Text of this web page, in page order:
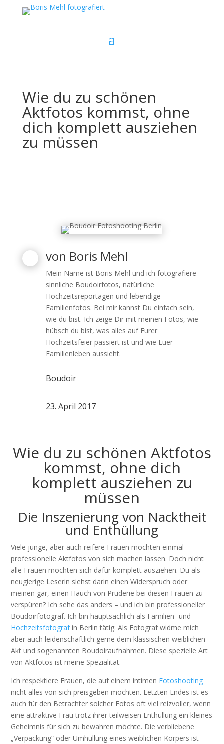
Wie du zu schönen
Aktfotos kommst, ohne
dich komplett ausziehen
zu müssen
von Boris Mehl
Mein Name ist Boris Mehl und ich fotografiere
sinnliche Boudoirfotos, natürliche
Hochzeitsreportagen und lebendige
Familienfotos. Bei mir kannst Du einfach sein,
wie du bist. Ich zeige Dir mit meinen Fotos, wie
hübsch du bist, was alles auf Eurer
Hochzeitsfeier passiert ist und wie Euer
Familienleben aussieht.
Boudoir
23. April 2017
Wie du zu schönen Aktfotos
kommst, ohne dich
komplett ausziehen zu
müssen
Die Inszenierung von Nacktheit
und Enthüllung
Viele junge, aber auch reifere Frauen möchten einmal
professionelle Aktfotos von sich machen lassen. Doch nicht
alle Frauen möchten sich dafür komplett ausziehen. Du als
neugierige Leserin siehst darin einen Widerspruch oder
meinen gar, einen Hauch von Prüderie bei diesen Frauen zu
verspüren? Ich sehe das anders – und ich bin professioneller
Boudoirfotograf. Ich bin hauptsächlich als Familien- und
Hochzeitsfotografin Berlin tätig. Als Fotograf widme mich
aber auch leidenschaftlich gerne dem klassischen weiblichen
Akt und sogenannten Boudoiraufnahmen. Diese spezielle Art
von Aktfotos ist meine Spezialität.
Ich respektiere Frauen, die auf einem intimen Fotoshooting
nicht alles von sich preisgeben möchten. Letzten Endes ist es
auch für den Betrachter solcher Fotos oft viel reizvoller, wenn
eine attraktive Frau trotz ihrer teilweisen Enthüllung ein kleines
Geheimnis für sich zu bewahren möchte. Die verbliebene
„Verpackung“ oder Umhüllung eines weiblichen Körpers ist